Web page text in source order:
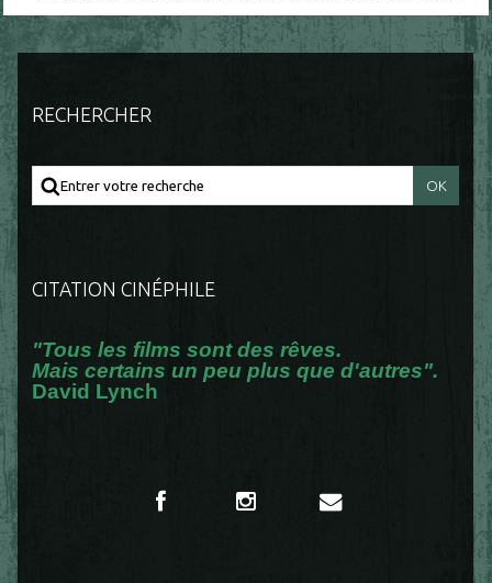
RECHERCHER
CITATION CINÉPHILE
"Tous les films sont des rêves.
Mais certains un peu plus que d'autres".
David Lynch